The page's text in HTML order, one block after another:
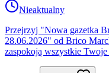
Nieaktualny
Przejrzyj "Nowa gazetka
28.06.2026" od Brico
zaspokoją wszystkie